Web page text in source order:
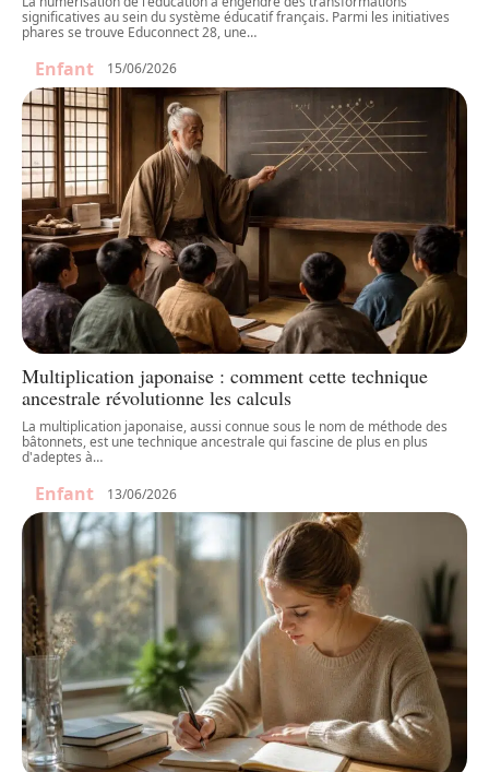
significatives au sein du système éducatif français. Parmi les initiatives
phares se trouve Educonnect 28, une…
Enfant 15/06/2026
Multiplication japonaise : comment cette technique
ancestrale révolutionne les calculs
La multiplication japonaise, aussi connue sous le nom de méthode des
bâtonnets, est une technique ancestrale qui fascine de plus en plus
d'adeptes à…
Enfant 13/06/2026